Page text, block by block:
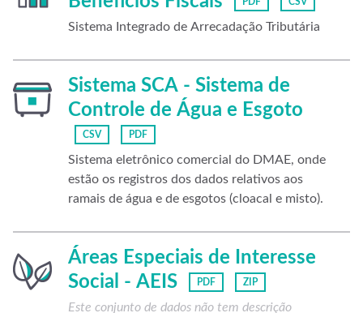
Sistema Integrado de Arrecadação Tributária
Sistema SCA - Sistema de
Controle de Água e Esgoto
CSV PDF
Sistema eletrônico comercial do DMAE, onde
estão os registros dos dados relativos aos
ramais de água e de esgotos (cloacal e misto).
Áreas Especiais de Interesse
Social - AEIS
PDF ZIP
Este conjunto de dados não tem descrição